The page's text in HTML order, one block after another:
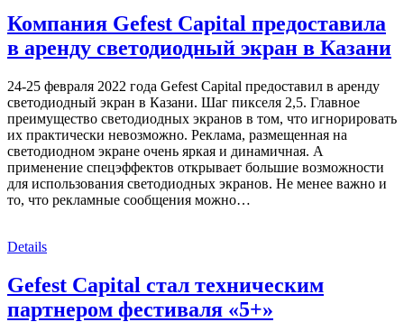
Компания Gefest Capital предоставила
в аренду светодиодный экран в Казани
24-25 февраля 2022 года Gefest Capital предоставил в аренду
светодиодный экран в Казани. Шаг пикселя 2,5. Главное
преимущество светодиодных экранов в том, что игнорировать
их практически невозможно. Реклама, размещенная на
светодиодном экране очень яркая и динамичная. А
применение спецэффектов открывает большие возможности
для использования светодиодных экранов. Не менее важно и
то, что рекламные сообщения можно…
Details
Gefest Capital стал техническим
партнером фестиваля «5+»